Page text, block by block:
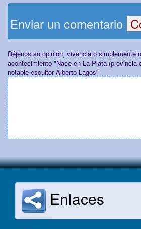
Enviar un comentario
Déjenos su opinión, vivencia o simplemente
acontecimiento "Nace en La Plata (provincia
notable escultor Alberto Lagos"
Enlaces